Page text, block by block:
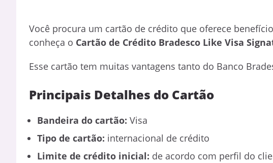
Você procura um cartão de crédito que oferece
conheça o Cartão de Crédito Bradesco Like Visa
Esse cartão tem muitas vantagens tanto do Banco
Principais Detalhes do Cartão
Bandeira do cartão: Visa
Tipo de cartão: internacional de crédito
Limite de crédito inicial: de acordo com perfil do